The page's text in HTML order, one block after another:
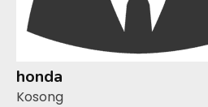
honda
Kosong